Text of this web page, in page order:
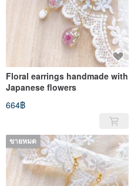
Floral earrings handmade with
Japanese flowers
664฿
ขายหมด